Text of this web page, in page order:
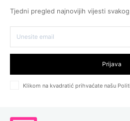
Tjedni pregled najnovijih vijesti
Prijava
Klikom na kvadratić prihvaćate našu